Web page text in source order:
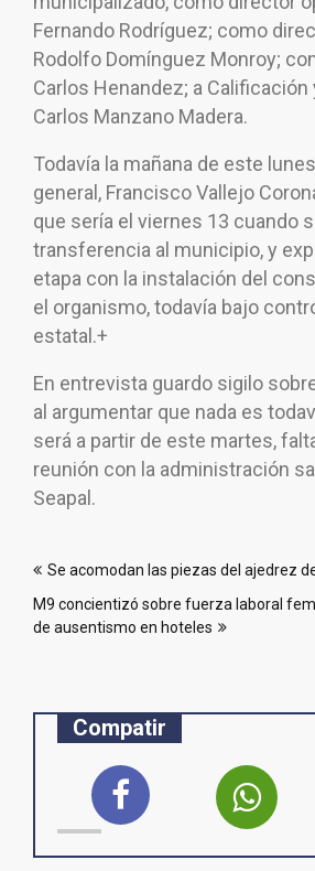
Fernando Rodríguez; como
Rodolfo Domínguez Monroy;
Carlos Henandez; a Calificación
Carlos Manzano Madera.
Todavía la mañana de este
general, Francisco Vallejo
que sería el viernes 13 cuando
transferencia al municipio, y
etapa con la instalación del
el organismo, todavía bajo
estatal.+
En entrevista guardo sigilo
al argumentar que nada es
será a partir de este martes,
reunión con la administración
Seapal.
de
entradas
Se acomodan las piezas del ajedrez
M9 concientizó sobre fuerza laboral
de ausentismo en hoteles
Compatir